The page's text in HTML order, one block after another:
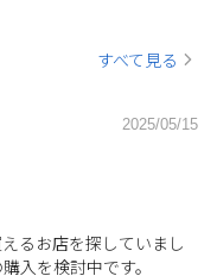
すべて見る
2025/05/15
るお店を探していまし
入を検討中です。